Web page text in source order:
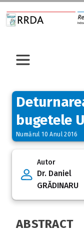
bugetele
Numărul 10 Anul 2016
Autor
Dr. Daniel
GRĂDINARU
ABSTRACT